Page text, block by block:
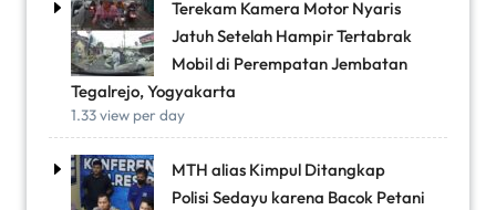
Terekam Kamera Motor Nyaris
Jatuh Setelah Hampir Tertabrak
Mobil di Perempatan Jembatan
Tegalrejo, Yogyakarta
1.33 view per day
MTH alias Kimpul Ditangkap
Polisi Sedayu karena Bacok Petani